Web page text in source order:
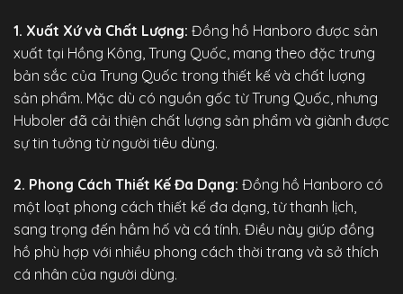
1. Xuất Xứ và Chất Lượng: Đồng hồ Hanboro được sản
xuất tại Hồng Kông, Trung Quốc, mang theo đặc trưng
bản sắc của Trung Quốc trong thiết kế và chất lượng
sản phẩm. Mặc dù có nguồn gốc từ Trung Quốc, nhưng
Huboler đã cải thiện chất lượng sản phẩm và giành được
sự tin tưởng từ người tiêu dùng.
2. Phong Cách Thiết Kế Đa Dạng: Đồng hồ Hanboro có
một loạt phong cách thiết kế đa dạng, từ thanh lịch,
sang trọng đến hầm hố và cá tính. Điều này giúp đồng
hồ phù hợp với nhiều phong cách thời trang và sở thích
cá nhân của người dùng.